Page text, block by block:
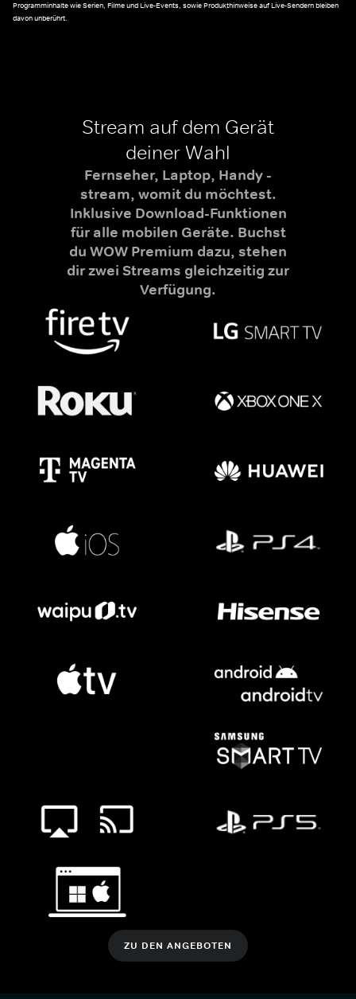
Programminhalte wie Serien, Filme und Live-Events, sowie Produkthinweise auf Live-Sendern bleiben
davon unberührt.
Stream auf dem Gerät
deiner Wahl
Fernseher, Laptop, Handy -
stream, womit du möchtest.
Inklusive Download-Funktionen
für alle mobilen Geräte. Buchst
du WOW Premium dazu, stehen
dir zwei Streams gleichzeitig zur
Verfügung.
ZU DEN ANGEBOTEN